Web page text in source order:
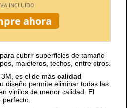
IVA INCLUIDO
ahora
cubrir superficies de tamaño
maleteros, techos, entre otros.
es el de más calidad
diseño permite eliminar todas las
vinilos de menor calidad. El